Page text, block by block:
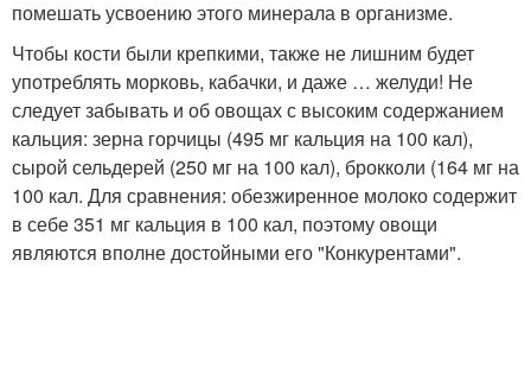
помешать усвоению этого минерала в организме.
Чтобы кости были крепкими, также не лишним будет
употреблять морковь, кабачки, и даже … желуди! Не
следует забывать и об овощах с высоким содержанием
кальция: зерна горчицы (495 мг кальция на 100 кал),
сырой сельдерей (250 мг на 100 кал), брокколи (164 мг на
100 кал. Для сравнения: обезжиренное молоко содержит
в себе 351 мг кальция в 100 кал, поэтому овощи
являются вполне достойными его "Конкурентами".